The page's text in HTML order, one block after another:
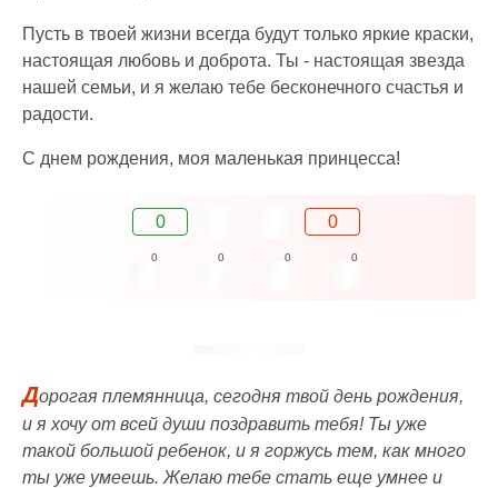
Пусть в твоей жизни всегда будут только яркие краски,
настоящая любовь и доброта. Ты - настоящая звезда
нашей семьи, и я желаю тебе бесконечного счастья и
радости.
С днем рождения, моя маленькая принцесса!
0 0
0 0 0 0
Дорогая племянница, сегодня твой день рождения,
и я хочу от всей души поздравить тебя! Ты уже
такой большой ребенок, и я горжусь тем, как много
ты уже умеешь. Желаю тебе стать еще умнее и